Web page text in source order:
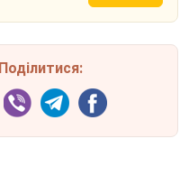
Поділитися: